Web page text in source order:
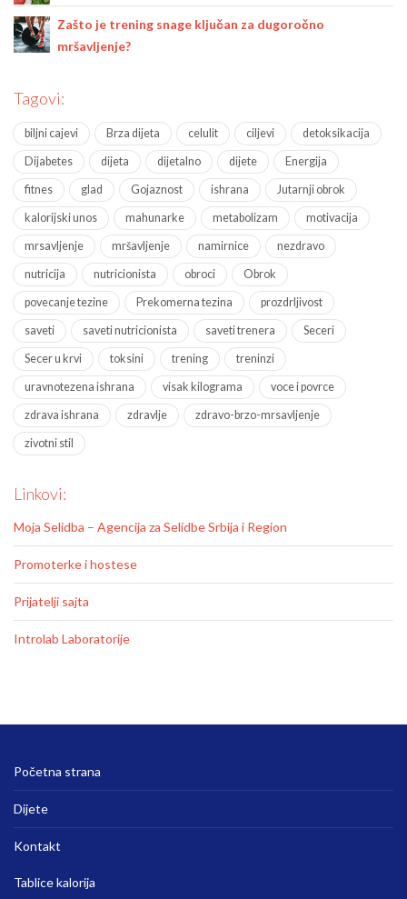
Zašto je trening snage ključan za dugoročno
mršavljenje?
Tagovi:
biljni cajevi Brza dijeta celulit ciljevi detoksikacija
Dijabetes dijeta dijetalno dijete Energija
fitnes glad Gojaznost ishrana Jutarnji obrok
kalorijski unos mahunarke metabolizam motivacija
mrsavljenje mršavljenje namirnice nezdravo
nutricija nutricionista obroci Obrok
povecanje tezine Prekomerna tezina prozdrljivost
saveti saveti nutricionista saveti trenera Seceri
Secer u krvi toksini trening treninzi
uravnotezena ishrana visak kilograma voce i povrce
zdrava ishrana zdravlje zdravo-brzo-mrsavljenje
zivotni stil
Linkovi:
Moja Selidba – Agencija za Selidbe Srbija i Region
Promoterke i hostese
Prijatelji sajta
Introlab Laboratorije
Početna strana
Dijete
Kontakt
Tablice kalorija